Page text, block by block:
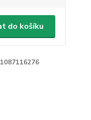
do košíku